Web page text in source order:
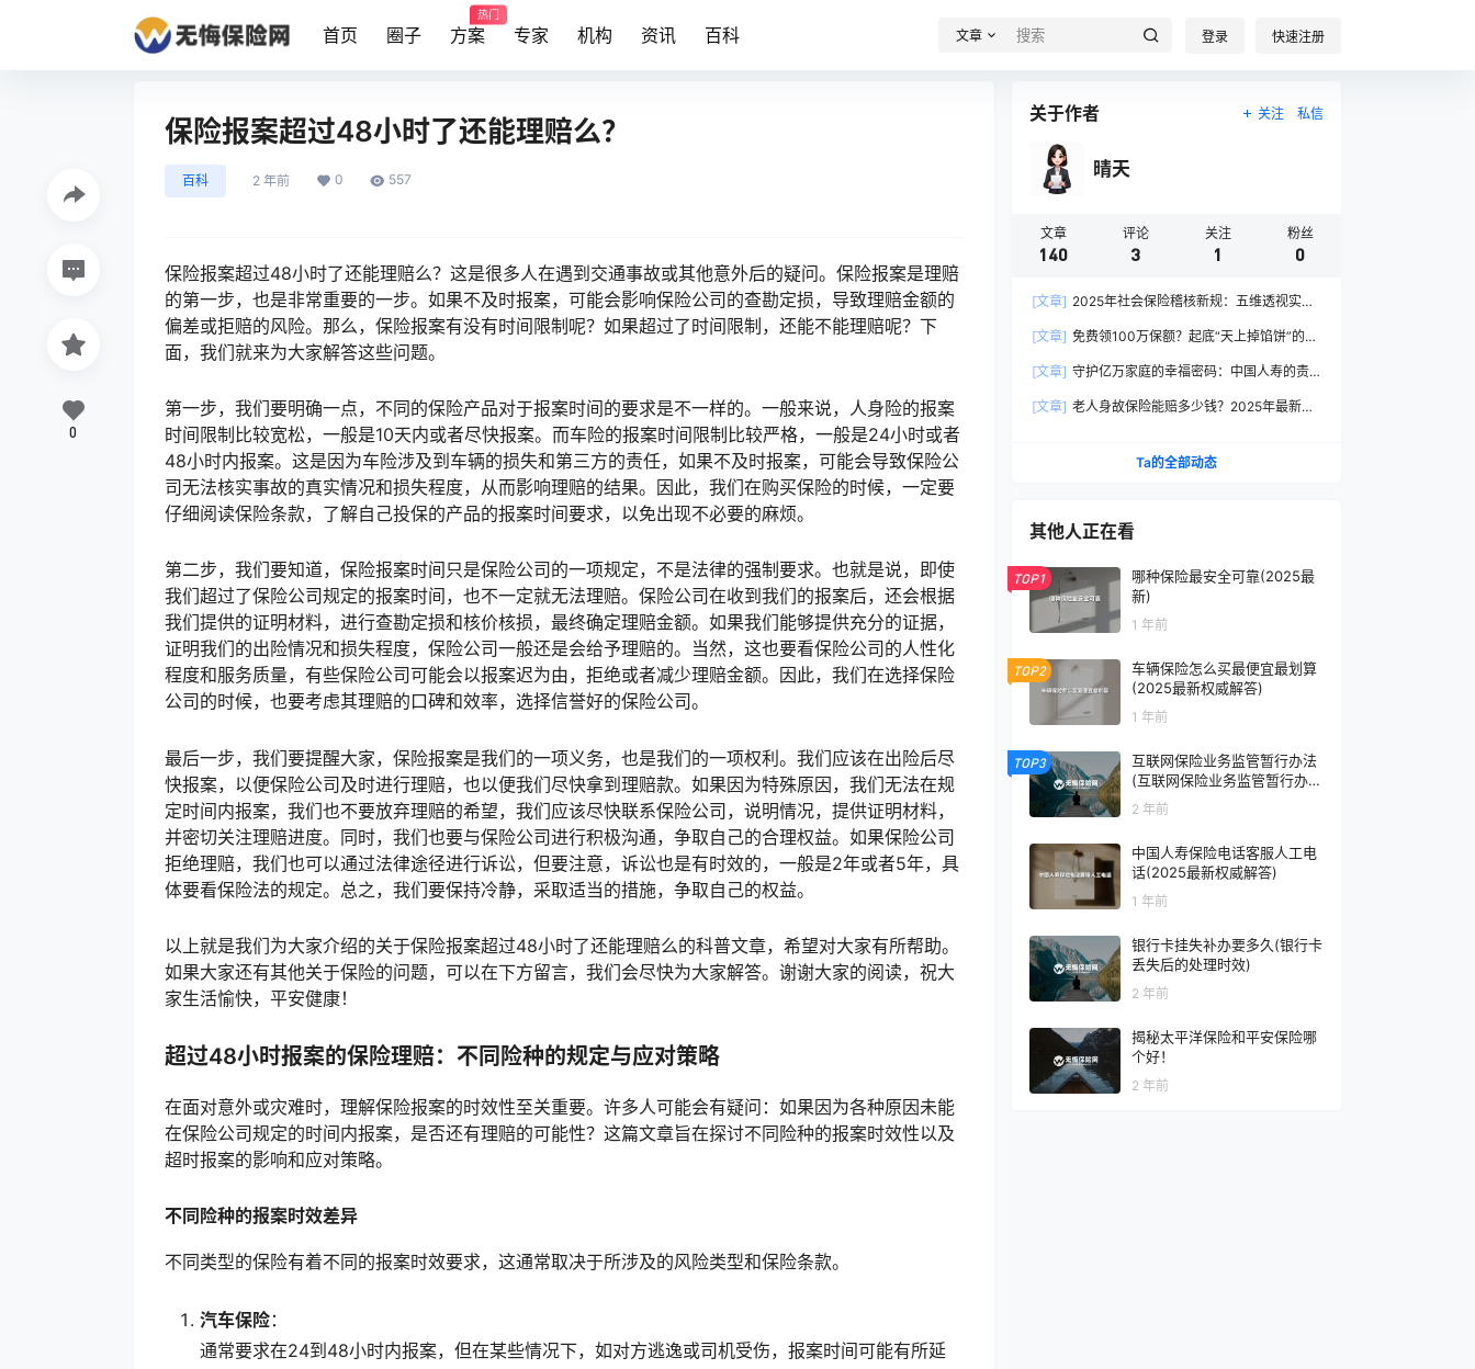
首页 圈子 方案
热门
专家 机构 资讯 百科 文章 登录 快速注册
保险报案超过48小时了还能理赔么？
百科 2 年前 0 557
保险报案超过48小时了还能理赔么？这是很多人在遇到交通事故或其他意外后的疑问。保险报案是理赔
的第一步，也是非常重要的一步。如果不及时报案，可能会影响保险公司的查勘定损，导致理赔金额的
偏差或拒赔的风险。那么，保险报案有没有时间限制呢？如果超过了时间限制，还能不能理赔呢？下
面，我们就来为大家解答这些问题。
第一步，我们要明确一点，不同的保险产品对于报案时间的要求是不一样的。一般来说，人身险的报案
时间限制比较宽松，一般是10天内或者尽快报案。而车险的报案时间限制比较严格，一般是24小时或者
48小时内报案。这是因为车险涉及到车辆的损失和第三方的责任，如果不及时报案，可能会导致保险公
司无法核实事故的真实情况和损失程度，从而影响理赔的结果。因此，我们在购买保险的时候，一定要
仔细阅读保险条款，了解自己投保的产品的报案时间要求，以免出现不必要的麻烦。
第二步，我们要知道，保险报案时间只是保险公司的一项规定，不是法律的强制要求。也就是说，即使
我们超过了保险公司规定的报案时间，也不一定就无法理赔。保险公司在收到我们的报案后，还会根据
我们提供的证明材料，进行查勘定损和核价核损，最终确定理赔金额。如果我们能够提供充分的证据，
证明我们的出险情况和损失程度，保险公司一般还是会给予理赔的。当然，这也要看保险公司的人性化
程度和服务质量，有些保险公司可能会以报案迟为由，拒绝或者减少理赔金额。因此，我们在选择保险
公司的时候，也要考虑其理赔的口碑和效率，选择信誉好的保险公司。
最后一步，我们要提醒大家，保险报案是我们的一项义务，也是我们的一项权利。我们应该在出险后尽
快报案，以便保险公司及时进行理赔，也以便我们尽快拿到理赔款。如果因为特殊原因，我们无法在规
定时间内报案，我们也不要放弃理赔的希望，我们应该尽快联系保险公司，说明情况，提供证明材料，
并密切关注理赔进度。同时，我们也要与保险公司进行积极沟通，争取自己的合理权益。如果保险公司
拒绝理赔，我们也可以通过法律途径进行诉讼，但要注意，诉讼也是有时效的，一般是2年或者5年，具
体要看保险法的规定。总之，我们要保持冷静，采取适当的措施，争取自己的权益。
以上就是我们为大家介绍的关于保险报案超过48小时了还能理赔么的科普文章，希望对大家有所帮助。
如果大家还有其他关于保险的问题，可以在下方留言，我们会尽快为大家解答。谢谢大家的阅读，祝大
家生活愉快，平安健康！
超过48小时报案的保险理赔：不同险种的规定与应对策略
在面对意外或灾难时，理解保险报案的时效性至关重要。许多人可能会有疑问：如果因为各种原因未能
在保险公司规定的时间内报案，是否还有理赔的可能性？这篇文章旨在探讨不同险种的报案时效性以及
超时报案的影响和应对策略。
不同险种的报案时效差异
不同类型的保险有着不同的报案时效要求，这通常取决于所涉及的风险类型和保险条款。
汽车保险：
通常要求在24到48小时内报案，但在某些情况下，如对方逃逸或司机受伤，报案时间可能有所延
0
关于作者 关注 私信
晴天
文章
140
评论
3
关注
1
粉丝
0
[文章] 2025年社会保险稽核新规：五维透视实施
[文章] 免费领100万保额？起底“天上掉馅饼”的保
[文章] 守护亿万家庭的幸福密码：中国人寿的责
[文章] 老人身故保险能赔多少钱？2025年最新赔
Ta的全部动态
其他人正在看
TOP1
哪种保险最安全可靠(2025最
新)
1 年前
TOP2
车辆保险怎么买最便宜最划算
(2025最新权威解答)
1 年前
TOP3
互联网保险业务监管暂行办法
(互联网保险业务监管暂行办法
出来的时间是)
2 年前
中国人寿保险电话客服人工电
话(2025最新权威解答)
1 年前
银行卡挂失补办要多久(银行卡
丢失后的处理时效)
2 年前
揭秘太平洋保险和平安保险哪
个好！
2 年前